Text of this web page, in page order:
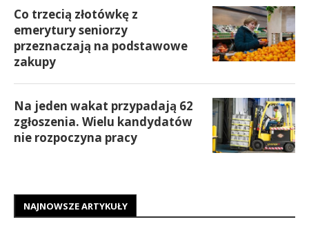
Co trzecią złotówkę z
emerytury seniorzy
przeznaczają na podstawowe
zakupy
Na jeden wakat przypadają 62
zgłoszenia. Wielu kandydatów
nie rozpoczyna pracy
NAJNOWSZE ARTYKUŁY